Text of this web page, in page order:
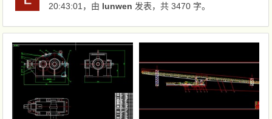
20:43:01 ，由 lunwen 发表，共 3470 字。